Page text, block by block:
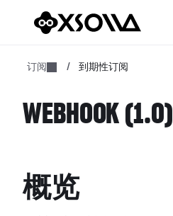
订阅 / 到期性订阅
WEBHOOK (1.0)
概览